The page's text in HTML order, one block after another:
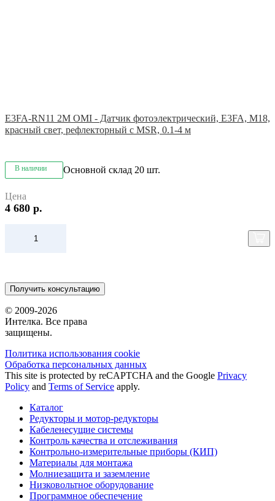
E3FA-RN11 2M OMI - Датчик фотоэлектрический, E3FA, M18,
красный свет, рефлекторный с MSR, 0.1-4 м
В наличии Основной склад 20 шт.
Цена
4 680 р.
Получить консультацию
© 2009-2026
Интелка. Все права
защищены.
Политика использования сookie
Обработка персональных данных
This site is protected by reCAPTCHA and the Google Privacy
Policy and Terms of Service apply.
Каталог
Редукторы и мотор-редукторы
Кабеленесущие системы
Контроль качества и отслеживания
Контрольно-измерительные приборы (КИП)
Материалы для монтажа
Молниезащита и заземление
Низковольтное оборудование
Программное обеспечение